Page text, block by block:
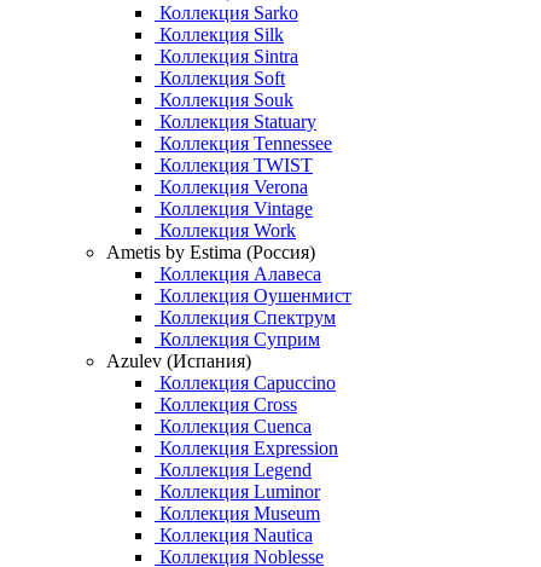
Коллекция Sarko
Коллекция Silk
Коллекция Sintra
Коллекция Soft
Коллекция Souk
Коллекция Statuary
Коллекция Tennessee
Коллекция TWIST
Коллекция Verona
Коллекция Vintage
Коллекция Work
Ametis by Estima (Россия)
Коллекция Алавеса
Коллекция Оушенмист
Коллекция Спектрум
Коллекция Суприм
Azulev (Испания)
Коллекция Capuccino
Коллекция Cross
Коллекция Cuenca
Коллекция Expression
Коллекция Legend
Коллекция Luminor
Коллекция Museum
Коллекция Nautica
Коллекция Noblesse